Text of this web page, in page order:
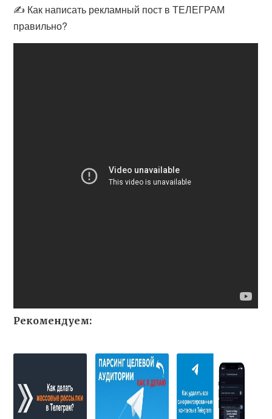
✍️ Как написать рекламный пост в ТЕЛЕГРАМ
правильно?
Рекомендуем: